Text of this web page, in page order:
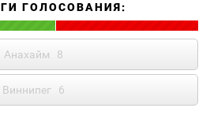
ГОЛОСОВАНИЯ:
Анахайм 8
Виннипег 6